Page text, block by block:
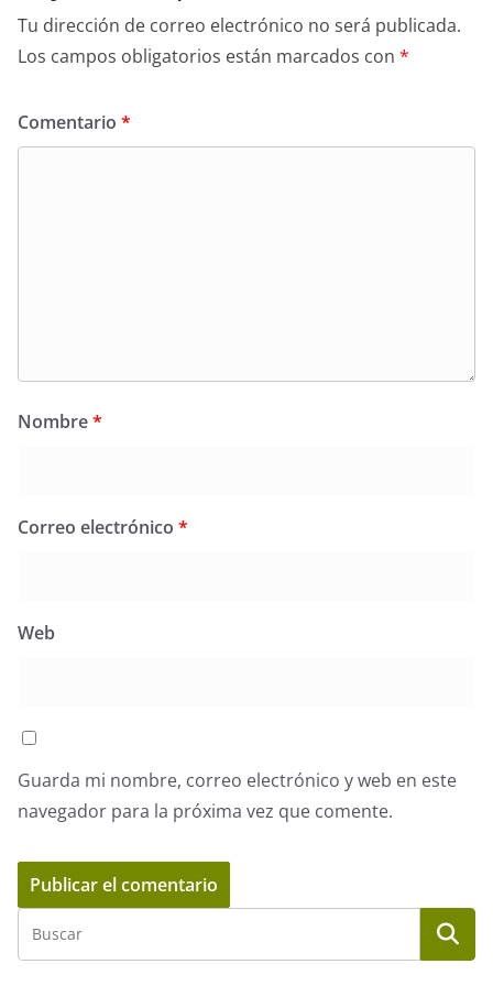
Tu dirección de correo electrónico no será publicada.
Los campos obligatorios están marcados con *
Comentario *
Nombre*
Correo electrónico *
Web
Guarda mi nombre, correo electrónico y web en este
navegador para la próxima vez que comente.